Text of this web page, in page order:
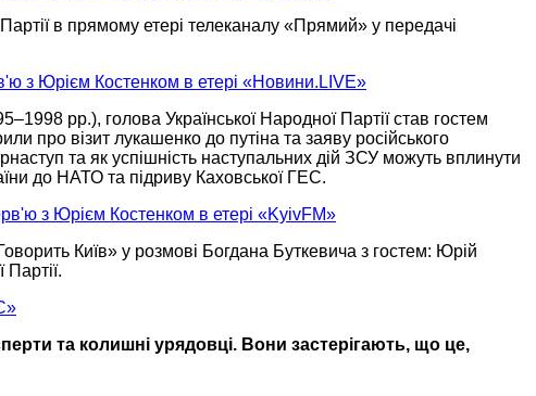
в прямому етері телеканалу «Прямий» у передачі
з Юрієм Костенком в етері «Новини.LIVE»
рр.), голова Української Народної Партії став гостем
про візит лукашенко до путіна та заяву російського
та як успішність наступальних дій ЗСУ можуть вплинути
до НАТО та підриву Каховської ГЕС.
з Юрієм Костенком в етері «KyivFM»
Київ» у розмові Богдана Буткевича з гостем: Юрій
та колишні урядовці. Вони застерігають, що це,